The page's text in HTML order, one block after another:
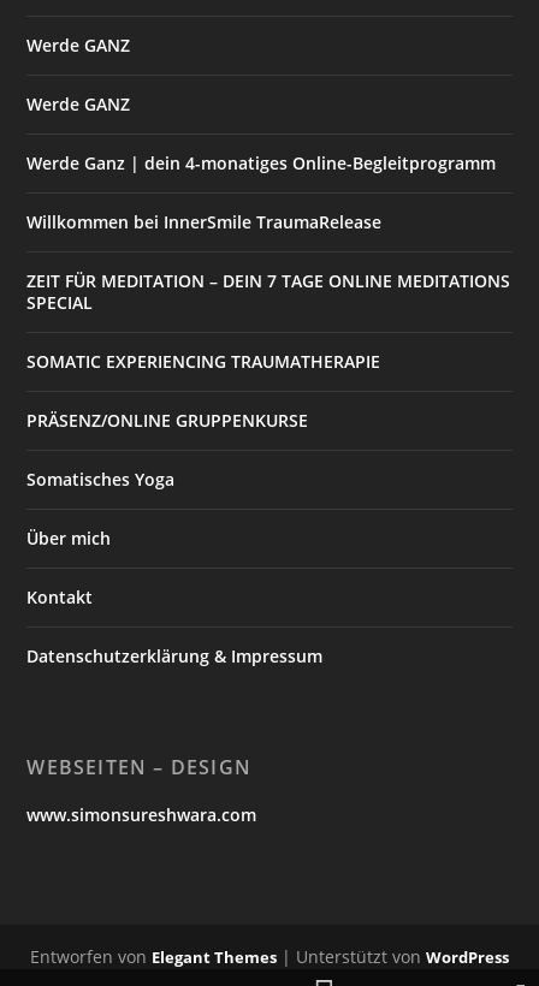
Werde GANZ
Werde GANZ
Werde Ganz | dein 4-monatiges Online-Begleitprogramm
Willkommen bei InnerSmile TraumaRelease
ZEIT FÜR MEDITATION – DEIN 7 TAGE ONLINE MEDITATIONS
SPECIAL
SOMATIC EXPERIENCING TRAUMATHERAPIE
PRÄSENZ/ONLINE GRUPPENKURSE
Somatisches Yoga
Über mich
Kontakt
Datenschutzerklärung & Impressum
WEBSEITEN – DESIGN
www.simonsureshwara.com
Entworfen von Elegant Themes | Unterstützt von WordPress